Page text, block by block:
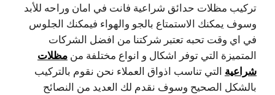
تركيب مظلات حدائق شراعية فانت في امان وراحه للأبد
وسوف يمكنك الاستمتاع بالجو والهواء فيمكنك الجلوس
في اي وقت تحبه تعتبر شركتنا من افضل الشركات
المتميزة التي توفر اشكال و انواع مختلفة من مظلات
شراعية التي تناسب اذواق العملاء نحن نقوم بالتركيب
بالشكل الصحيح وسوف نقدم لك العديد من النصائح